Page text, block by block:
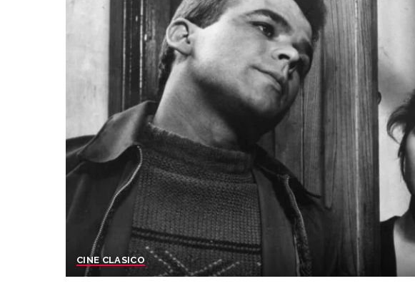
CINE CLASICO